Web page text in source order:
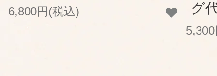
6,800円(税込)
グ